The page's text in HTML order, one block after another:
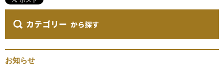
お知らせ